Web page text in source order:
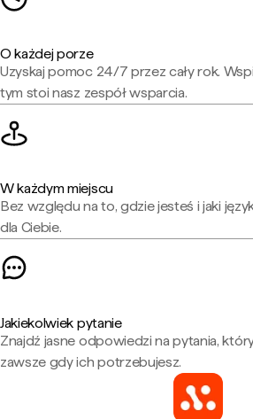
O każdej porze
Uzyskaj pomoc 24/7 przez cały rok.
tym stoi nasz zespół wsparcia.
W każdym miejscu
Bez względu na to, gdzie jesteś i jaki
dla Ciebie.
Jakiekolwiek pytanie
Znajdź jasne odpowiedzi na pytania,
zawsze gdy ich potrzebujesz.